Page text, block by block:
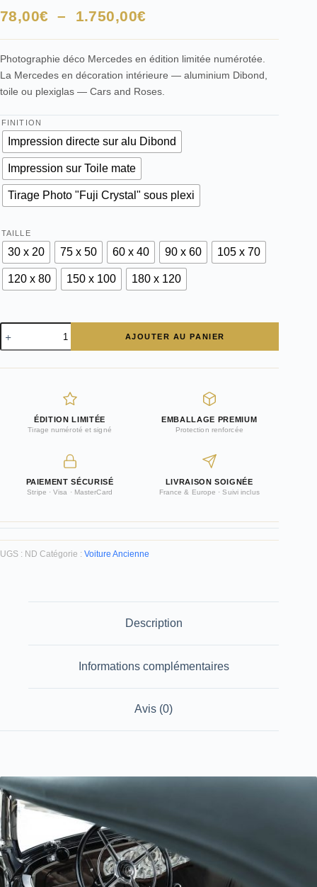
78,00€ – 1.750,00€Plage
78,00€
à
1.750,00€
Photographie déco Mercedes en édition limitée numérotée.
La Mercedes en décoration intérieure — aluminium Dibond,
toile ou plexiglas — Cars and Roses.
FINITION
Impression directe sur alu Dibond
Impression sur Toile mate
Tirage Photo "Fuji Crystal" sous plexi
TAILLE
30 x 20 75 x 50 60 x 40 90 x 60 105 x 70
120 x 80 150 x 100 180 x 120
quantité
de
Photographie
AJOUTER AU PANIER
ÉDITION LIMITÉE
Tirage numéroté et signé
EMBALLAGE PREMIUM
Protection renforcée
PAIEMENT SÉCURISÉ
Stripe · Visa · MasterCard
LIVRAISON SOIGNÉE
France & Europe · Suivi inclus
UGS : ND Catégorie : Voiture Ancienne
Description
Informations complémentaires
Avis (0)